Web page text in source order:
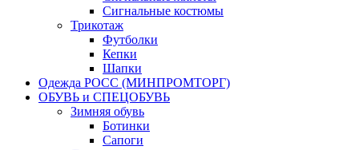
Сигнальные костюмы
Трикотаж
Футболки
Кепки
Шапки
Одежда РОСС (МИНПРОМТОРГ)
ОБУВЬ и СПЕЦОБУВЬ
Зимняя обувь
Ботинки
Сапоги